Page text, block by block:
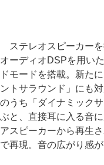
ステレオスピーカー
オーディオDSPを用い
ドモードを搭載。新た
ントサラウンド」にも
のうち「ダイナミック
ぶと、直接耳に入る音
アスピーカーから再生
で再現。音の広がり感が